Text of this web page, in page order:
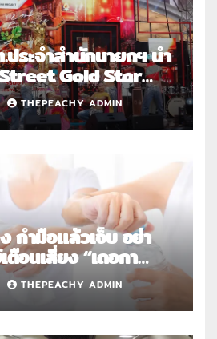
ระจำสำนักนายกฯ นำ
Gold Star
จังหวัดต้นแบบ
THEPEACHY ADMIN
กำมือแล้วเจ็บ อย่า
ตือนเสี่ยง “เดอกา
หุ้มเอ็นอักเสบจากการ
THEPEACHY ADMIN